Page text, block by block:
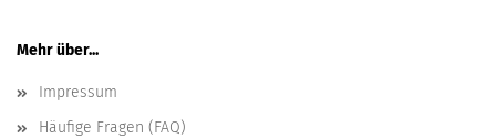
Mehr über...
Impressum
Häufige Fragen (FAQ)